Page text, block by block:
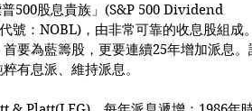
500股息貴族」(S&P 500 Dividend
號：NOBL)，由非常可靠的收息股組成
要為藍籌股，更要連續25年增加派息。
有息派、維持派息。